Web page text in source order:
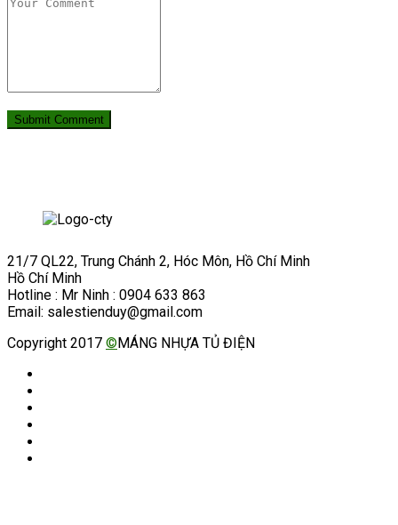
21/7 QL22, Trung Chánh 2, Hóc Môn, Hồ Chí Minh
Hồ Chí Minh
Hotline : Mr Ninh : 0904 633 863
Email: salestienduy@gmail.com
Copyright 2017 © MÁNG NHỰA TỦ ĐIỆN